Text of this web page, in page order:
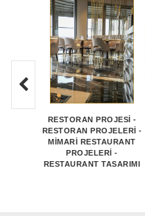
RESTORAN PROJESİ -
RESTORAN PROJELERİ -
MİMARİ RESTAURANT
PROJELERİ -
RESTAURANT TASARIMI